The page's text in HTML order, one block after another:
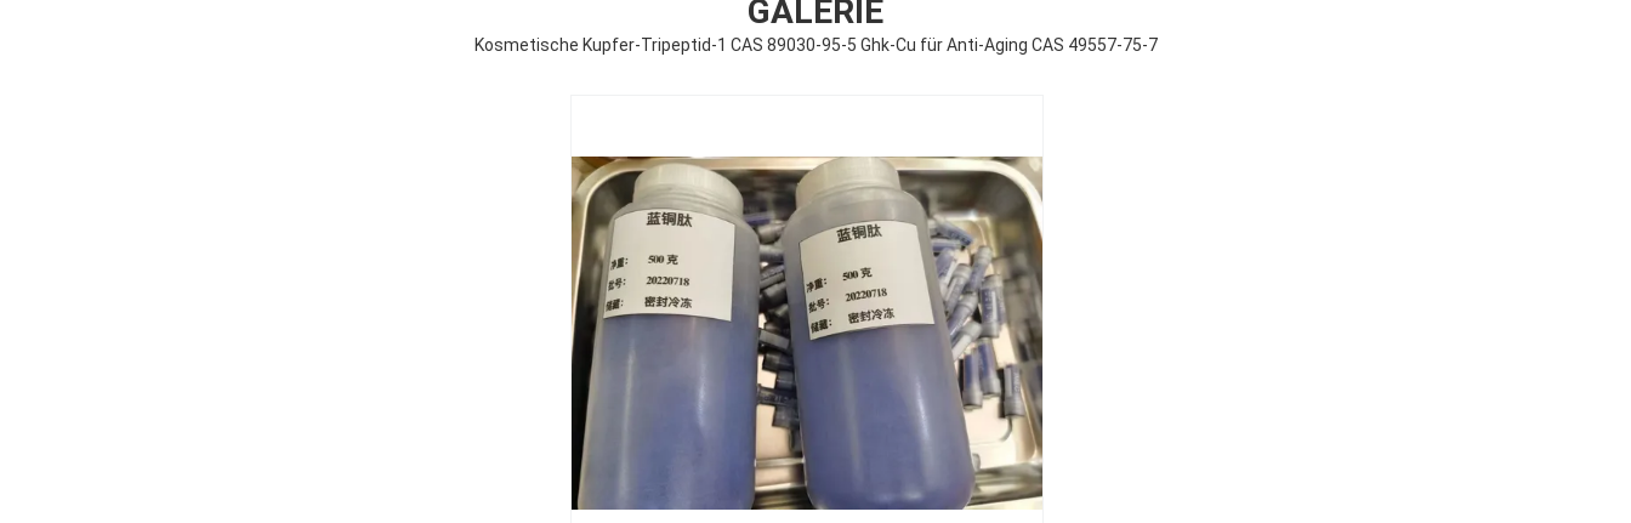
GALERIE
Kosmetische Kupfer-Tripeptid-1 CAS 89030-95-5 Ghk-Cu für Anti-Aging CAS 49557-75-7